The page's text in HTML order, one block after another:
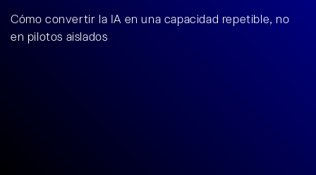
Cómo convertir la IA en una capacidad repetible, no
en pilotos aislados